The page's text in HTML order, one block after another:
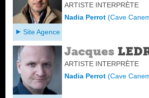
ARTISTE INTERPRÈTE
Nadia Perrot(Cave
Site Agence
Jacques
ARTISTE INTERPRÈTE
Nadia Perrot(Cave